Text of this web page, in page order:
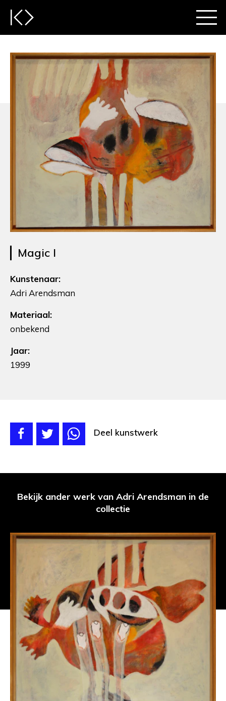
Magic I
Kunstenaar:
Adri Arendsman
Materiaal:
onbekend
Jaar:
1999
Deel kunstwerk
Bekijk ander werk van Adri Arendsman in de
collectie